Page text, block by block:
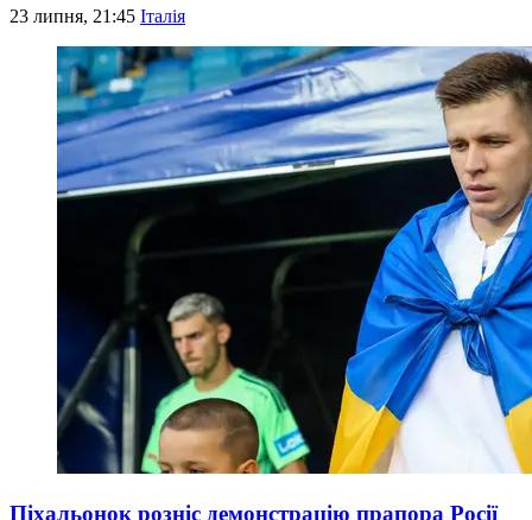
23 липня, 21:45 Італія
Піхальонок розніс демонстрацію прапора Росії